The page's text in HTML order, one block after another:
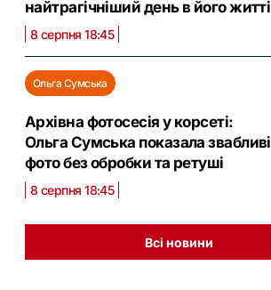
найтрагічніший день в його житті
8 серпня 18:45
Ольга Сумська
Архівна фотосесія у корсеті:
Ольга Сумська показала звабливі
фото без обробки та ретуші
8 серпня 18:45
Всі новини